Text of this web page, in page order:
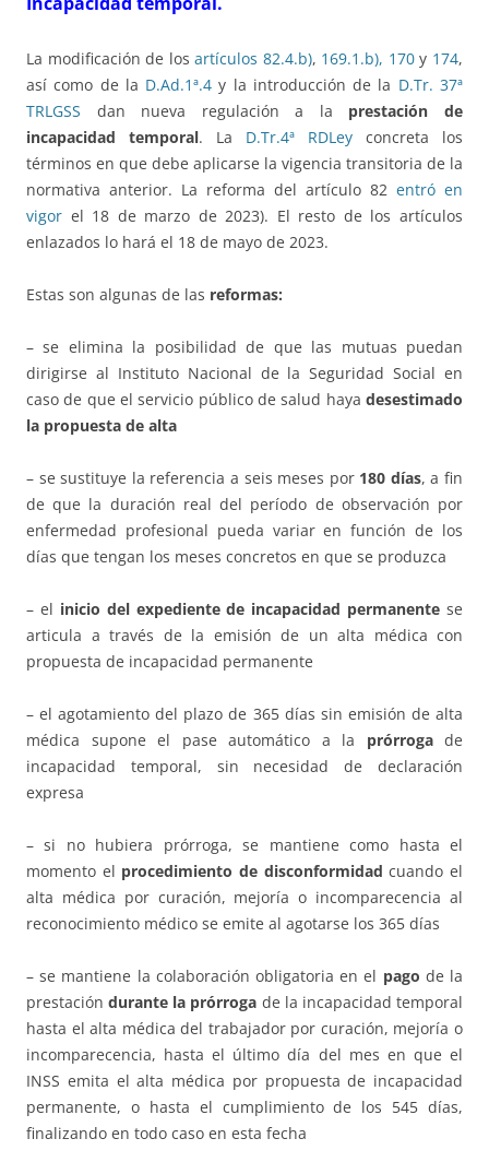
La modificación de losartículos 82.4.b), 169.1.b), 170y 174,
así como de la D.Ad.1ª.4 y la introducción de la D.Tr. 37ª
TRLGSS dan nueva regulación a la prestación de
incapacidad temporal. La D.Tr.4ª RDLey concreta los
términos en que debe aplicarse la vigencia transitoria de la
normativa anterior. La reforma del artículo 82 entró en
vigor el 18 de marzo de 2023). El resto de los artículos
enlazados lo hará el 18 de mayo de 2023.
Estas son algunas de las reformas:
– se elimina la posibilidad de que las mutuas puedan
dirigirse al Instituto Nacional de la Seguridad Social en
caso de que el servicio público de salud haya desestimado
la propuesta de alta
– se sustituye la referencia a seis meses por 180 días, a fin
de que la duración real del período de observación por
enfermedad profesional pueda variar en función de los
días que tengan los meses concretos en que se produzca
– el inicio del expediente de incapacidad permanente se
articula a través de la emisión de un alta médica con
propuesta de incapacidad permanente
– el agotamiento del plazo de 365 días sin emisión de alta
médica supone el pase automático a la prórrogade
incapacidad temporal, sin necesidad de declaración
expresa
– si no hubiera prórroga, se mantiene como hasta el
momento el procedimiento de disconformidad cuando el
alta médica por curación, mejoría o incomparecencia al
reconocimiento médico se emite al agotarse los 365 días
– se mantiene la colaboración obligatoria en el pago de la
prestacióndurante la prórroga de la incapacidad temporal
hasta el alta médica del trabajador por curación, mejoría o
incomparecencia, hasta el último día del mes en que el
INSS emita el alta médica por propuesta de incapacidad
permanente, o hasta el cumplimiento de los 545 días,
finalizando en todo caso en esta fecha